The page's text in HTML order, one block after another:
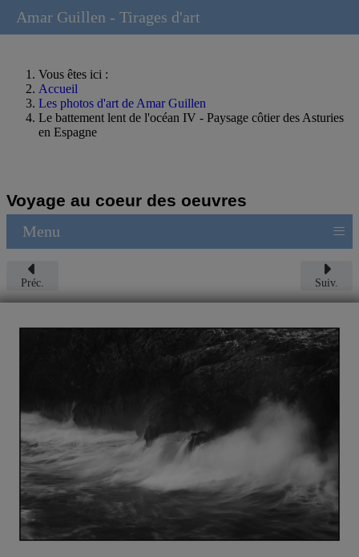
Vous êtes ici :
Accueil
Les photos d'art de Amar Guillen
Le battement lent de l'océan IV - Paysage côtier des Asturies
en Espagne
Voyage au coeur des oeuvres
Menu ≡
Préc. Suiv.
Amar Guillen - Tirages d'art